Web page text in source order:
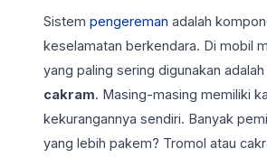
Sistem pengereman adalah
keselamatan berkendara. Di mobil
yang paling sering digunakan adalah
cakram. Masing-masing memiliki
kekurangannya sendiri. Banyak
yang lebih pakem? Tromol atau